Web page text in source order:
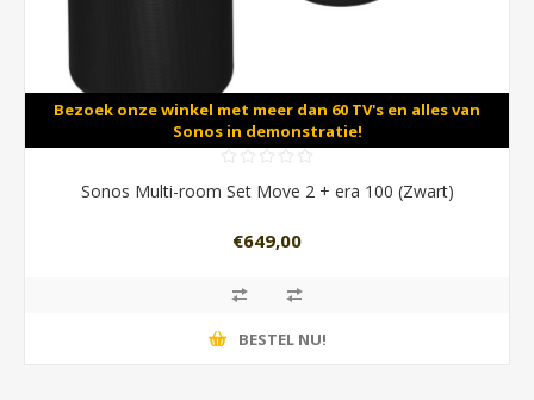
Bezoek onze winkel met meer dan 60 TV's en alles van
Sonos in demonstratie!
Sonos Multi-room Set Move 2 + era 100 (Zwart)
€649,00
BESTEL NU!